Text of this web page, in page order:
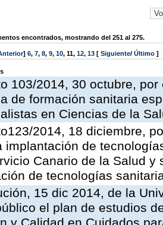
encontrados, mostrando del 251 al 275.
] 6, 7, 8, 9, 10, 11, 12, 13 [ Siguiente/ Último ]
103/2014, 30 octubre,
de formación sanitaria
en Ciencias de la
2014, 18 diciembre,
implantación de
Canario de la Salud
de tecnologías
15 dic 2014, de la
el plan de estudios